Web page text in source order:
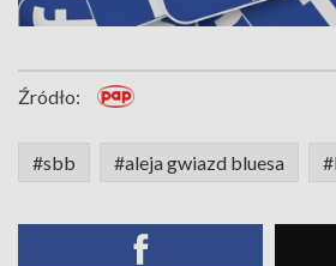
Źródło:
#sbb #aleja gwiazd bluesa